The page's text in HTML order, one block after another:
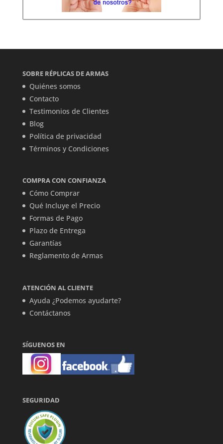
SOBRE RÉPLICAS DE ARMAS
Quiénes somos
Contacto
Testimonios de Clientes
Blog
Política de privacidad
Términos y Condiciones
COMPRA CON CONFIANZA
Cómo Comprar
Qué Incluye el Precio
Formas de Pago
Plazo de Entrega
Garantías
Reglamento de Armas
ATENCIÓN AL CLIENTE
Ayuda ¿Podemos ayudarte?
Contáctanos
SÍGUENOS EN
SEGURIDAD